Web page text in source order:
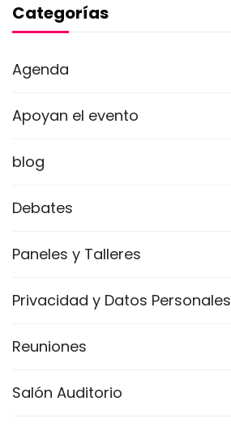
Categorías
Agenda
Apoyan el evento
blog
Debates
Paneles y Talleres
Privacidad y Datos Personales
Reuniones
Salón Auditorio